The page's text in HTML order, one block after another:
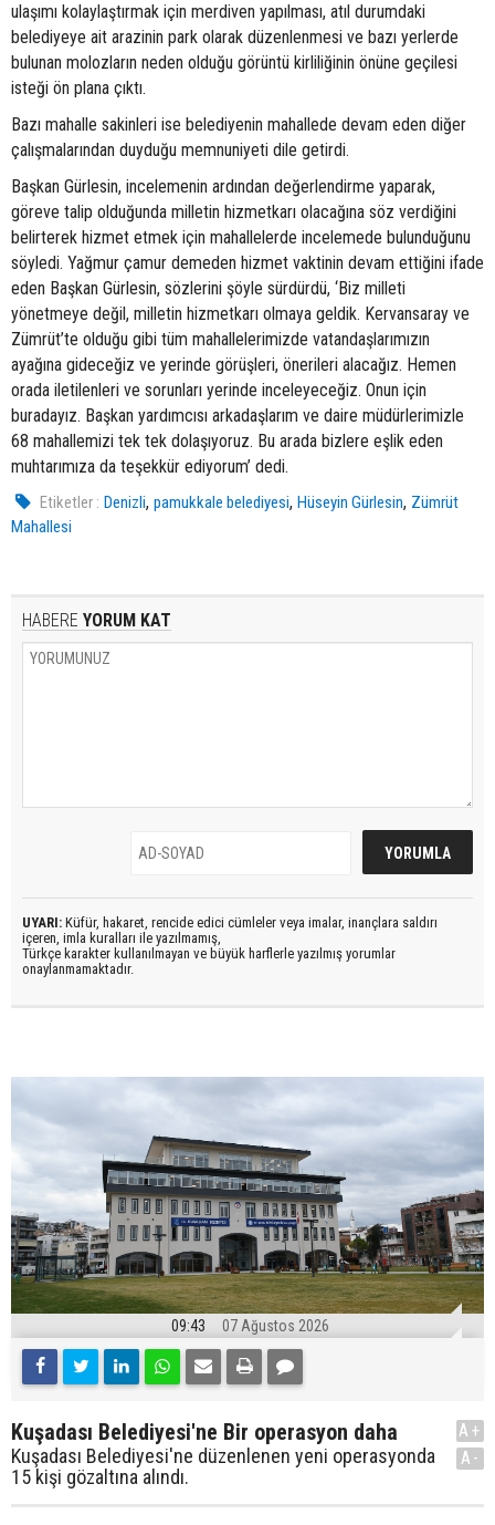
ulaşımı kolaylaştırmak için merdiven yapılması, atıl durumdaki
belediyeye ait arazinin park olarak düzenlenmesi ve bazı yerlerde
bulunan molozların neden olduğu görüntü kirliliğinin önüne geçilesi
isteği ön plana çıktı.
Bazı mahalle sakinleri ise belediyenin mahallede devam eden diğer
çalışmalarından duyduğu memnuniyeti dile getirdi.
Başkan Gürlesin, incelemenin ardından değerlendirme yaparak,
göreve talip olduğunda milletin hizmetkarı olacağına söz verdiğini
belirterek hizmet etmek için mahallelerde incelemede bulunduğunu
söyledi. Yağmur çamur demeden hizmet vaktinin devam ettiğini ifade
eden Başkan Gürlesin, sözlerini şöyle sürdürdü, ‘Biz milleti
yönetmeye değil, milletin hizmetkarı olmaya geldik. Kervansaray ve
Zümrüt’te olduğu gibi tüm mahallelerimizde vatandaşlarımızın
ayağına gideceğiz ve yerinde görüşleri, önerileri alacağız. Hemen
orada iletilenleri ve sorunları yerinde inceleyeceğiz. Onun için
buradayız. Başkan yardımcısı arkadaşlarım ve daire müdürlerimizle
68 mahallemizi tek tek dolaşıyoruz. Bu arada bizlere eşlik eden
muhtarımıza da teşekkür ediyorum’ dedi.
Etiketler : Denizli,pamukkale belediyesi,Hüseyin Gürlesin, Zümrüt
Mahallesi
HABERE YORUM KAT
UYARI: Küfür, hakaret, rencide edici cümleler veya imalar, inançlara saldırı
içeren, imla kuralları ile yazılmamış,
Türkçe karakter kullanılmayan ve büyük harflerle yazılmış yorumlar
onaylanmamaktadır.
09:43 07 Ağustos 2026
Kuşadası Belediyesi'ne Bir operasyon daha
Kuşadası Belediyesi'ne düzenlenen yeni operasyonda
15 kişi gözaltına alındı.
A+
A-